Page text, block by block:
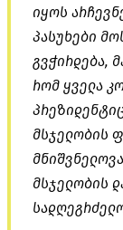
იყოს
პასუხები
გვჭირდება,
რომ ყველა
მსჯელობის
მსჯელობის